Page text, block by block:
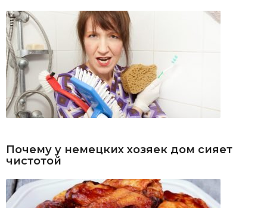
Почему у немецких хозяек дом сияет
чистотой